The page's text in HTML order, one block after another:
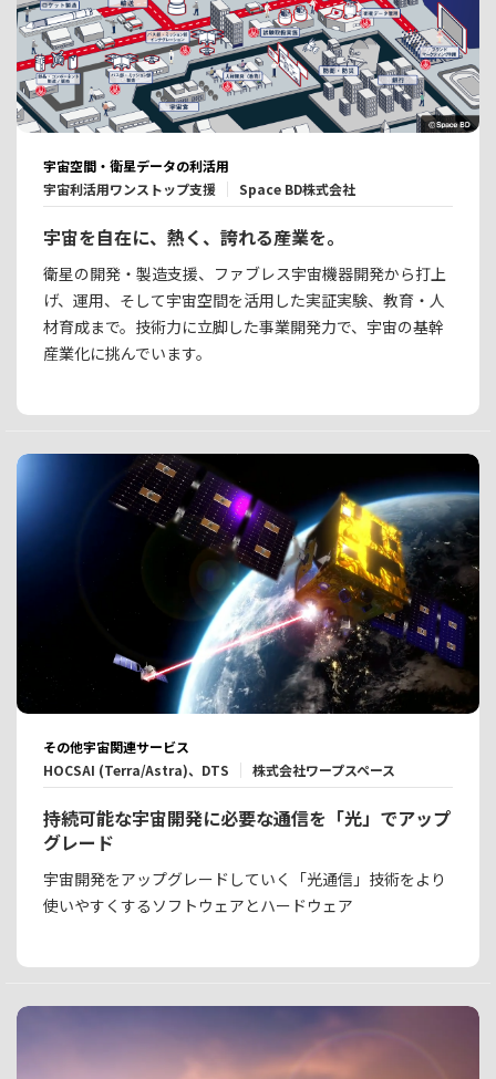
宇宙空間・衛星データの利活用
宇宙利活用ワンストップ支援
Space BD株式会社
宇宙を自在に、熱く、誇れる産業を。
衛星の開発・製造支援、ファブレス宇宙機器開発から打上
げ、運用、そして宇宙空間を活用した実証実験、教育・人
材育成まで。技術力に立脚した事業開発力で、宇宙の基幹
産業化に挑んでいます。
その他宇宙関連サービス
HOCSAI (Terra/Astra)、DTS
株式会社ワープスペース
持続可能な宇宙開発に必要な通信を「光」でアップ
グレード
宇宙開発をアップグレードしていく「光通信」技術をより
使いやすくするソフトウェアとハードウェア